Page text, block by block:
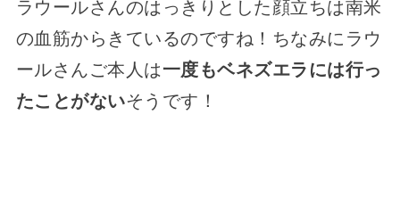
ラウールさんのはっきりとした顔立ちは南米
の血筋からきているのですね！ちなみにラウ
ールさんご本人は一度もベネズエラには行っ
たことがないそうです！